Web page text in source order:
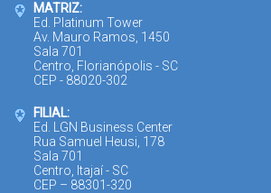
MATRIZ:
Ed. Platinum Tower
Av. Mauro Ramos, 1450
Sala 701
Centro, Florianópolis - SC
CEP - 88020-302
FILIAL:
Ed. LGN Business Center
Rua Samuel Heusi, 178
Sala 701
Centro, Itajaí - SC
CEP – 88301-320